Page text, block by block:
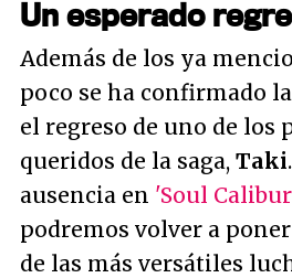
Un esperado
Además de los ya
poco se ha confirmado
el regreso de uno de los
queridos de la saga, Taki
ausencia en 'Soul
podremos volver a
de las más versátiles